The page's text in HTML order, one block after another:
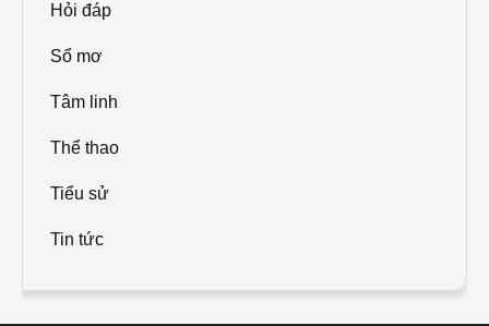
Hỏi đáp
Sổ mơ
Tâm linh
Thể thao
Tiểu sử
Tin tức